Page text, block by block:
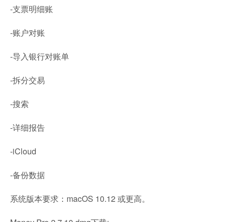
-支票明细账
-账户对账
-导入银行对账单
-拆分交易
-搜索
-详细报告
-iCloud
-备份数据
系统版本要求：macOS 10.12 或更高。